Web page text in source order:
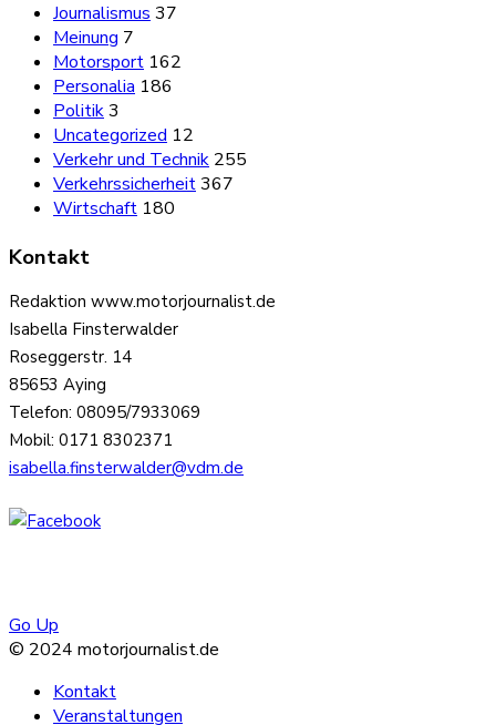
Journalismus 37
Meinung 7
Motorsport 162
Personalia 186
Politik3
Uncategorized 12
Verkehr und Technik 255
Verkehrssicherheit367
Wirtschaft 180
Kontakt
Redaktion www.motorjournalist.de
Isabella Finsterwalder
Roseggerstr. 14
85653 Aying
Telefon: 08095/7933069
Mobil: 0171 8302371
isabella.finsterwalder@vdm.de
Go Up
© 2024 motorjournalist.de
Kontakt
Veranstaltungen